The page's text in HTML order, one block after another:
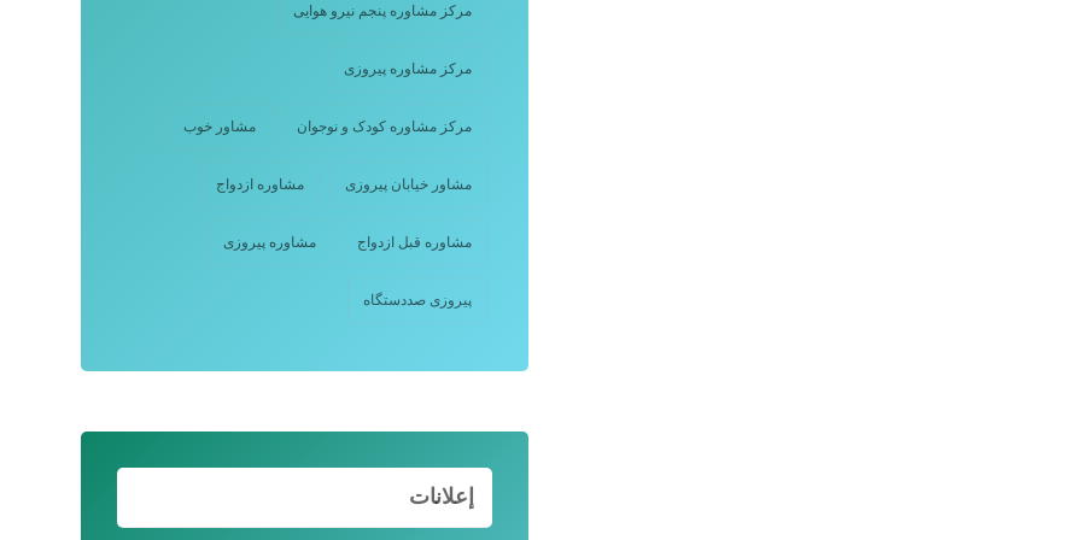
مرکز مشاوره پنجم نیرو هوایی
مرکز مشاوره پیروزی
مرکز مشاوره کودک و نوجوان مشاور خوب
مشاور خیابان پیروزی مشاوره ازدواج
مشاوره قبل ازدواج مشاوره پیروزی
پیروزی صددستگاه
إعلانات